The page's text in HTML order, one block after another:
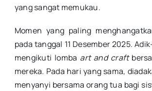
yang sangat memukau.
Momen yang paling
pada tanggal 11 Desember 2025.
mengikuti lomba art and craft
mereka. Pada hari yang sama,
menyanyi bersama orang tua bagi